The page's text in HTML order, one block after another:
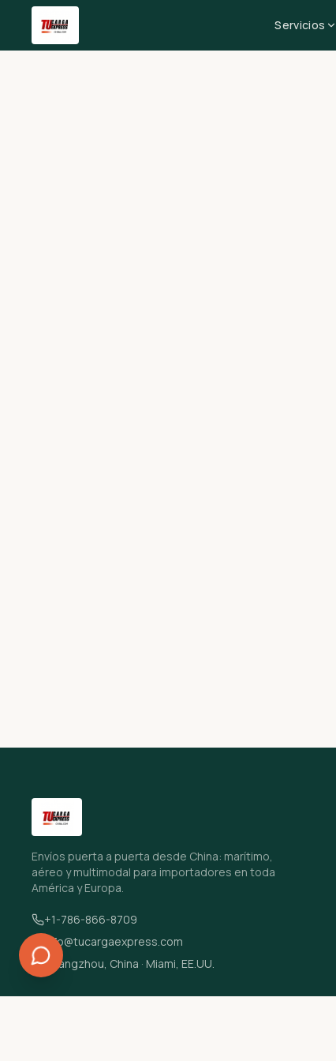
Servicios
Envíos puerta a puerta desde China: marítimo,
aéreo y multimodal para importadores en toda
América y Europa.
+1-786-866-8709
info@tucargaexpress.com
Guangzhou, China · Miami, EE.UU.